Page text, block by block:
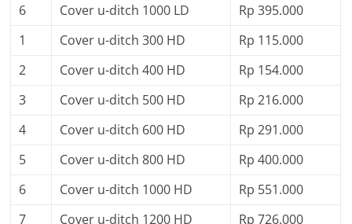
6
Cover u-ditch 1000 LD
Rp 395.000
1
Cover u-ditch 300 HD
Rp 115.000
2
Cover u-ditch 400 HD
Rp 154.000
3
Cover u-ditch 500 HD
Rp 216.000
4
Cover u-ditch 600 HD
Rp 291.000
5
Cover u-ditch 800 HD
Rp 400.000
6
Cover u-ditch 1000 HD
Rp 551.000
7
Cover u-ditch 1200 HD Rp 726.000